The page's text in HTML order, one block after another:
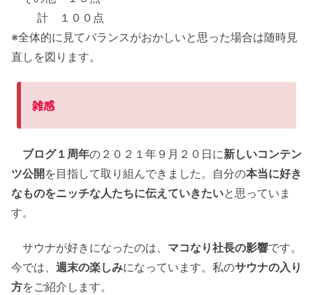
計 １００点
※全体的に見てバランスがおかしいと思った場合は随時見
直しを図ります。
雑感
ブログ１周年の２０２１年９月２０日に新しいコンテン
ツ公開 を目指して取り組んできました。自分の本当に好き
なものをニッチな人たちに伝えていきたいと思っていま
す。
サウナが好きになったのは、 マコなり社長の影響です。
今では、 週末の楽しみになっています。私のサウナの入り
方をご紹介します。